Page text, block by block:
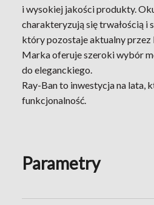
i wysokiej jakości produkty.
charakteryzują się trwałością i
który pozostaje aktualny przez
Marka oferuje szeroki wybór
do eleganckiego.
Ray-Ban to inwestycja na lata,
funkcjonalność.
Parametry